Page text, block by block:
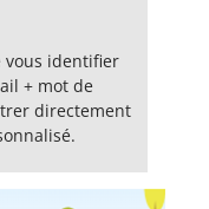
vous identifier
+ mot de
directement